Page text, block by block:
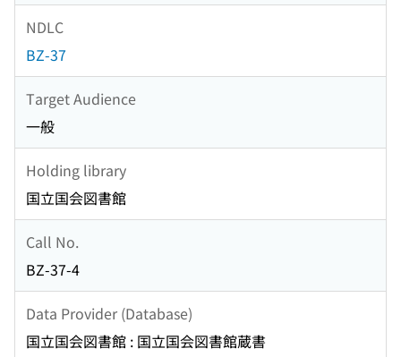
NDLC
BZ-37
Target Audience
一般
Holding library
国立国会図書館
Call No.
BZ-37-4
Data Provider (Database)
国立国会図書館 : 国立国会図書館蔵書